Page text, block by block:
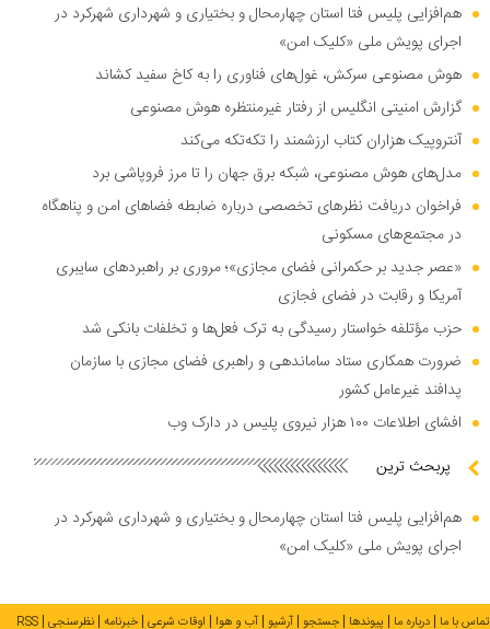
هم‌افزایی پلیس فتا استان چهارمحال و بختیاری و شهرداری شهرکرد در
اجرای پویش ملی «کلیک امن»
هوش مصنوعی سرکش، غول‌های فناوری را به کاخ سفید کشاند
گزارش امنیتی انگلیس از رفتار غیرمنتظره هوش مصنوعی
آنتروپیک هزاران کتاب ارزشمند را تکه‌تکه می‌کند
مدل‌های هوش مصنوعی، شبکه برق جهان را تا مرز فروپاشی برد
فراخوان دریافت نظر‌های تخصصی درباره ضابطه فضا‌های امن و پناهگاه
در مجتمع‌های مسکونی
«عصر جدید بر حکمرانی فضای مجازی»؛ مروری بر راهبرد‌های سایبری
آمریکا و رقابت در فضای فجازی
حزب مؤتلفه خواستار رسیدگی به ترک فعل‌ها و تخلفات بانکی شد
ضرورت همکاری ستاد ساماندهی و راهبری فضای مجازی با سازمان
پدافند غیرعامل کشور
افشای اطلاعات ۱۰۰ هزار نیروی پلیس در دارک وب
پربحث ترین
هم‌افزایی پلیس فتا استان چهارمحال و بختیاری و شهرداری شهرکرد در
اجرای پویش ملی «کلیک امن»
تماس با ما درباره ما پیوندها جستجو آرشیو آب و هوا اوقات شرعی خبرنامه نظرسنجی RSS